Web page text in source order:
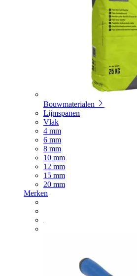
Bouwmaterialen
Lijmspanen
Vlak
4 mm
6 mm
8 mm
10 mm
12 mm
15 mm
20 mm
Merken